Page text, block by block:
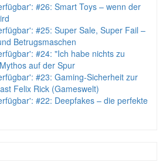
#26: Smart Toys – wenn der
#25: Super Sale, Super Fail –
Betrugsmaschen
#24: "Ich habe nichts zu
auf der Spur
#23: Gaming-Sicherheit zur
Felix Rick (Gameswelt)
#22: Deepfakes – die perfekte